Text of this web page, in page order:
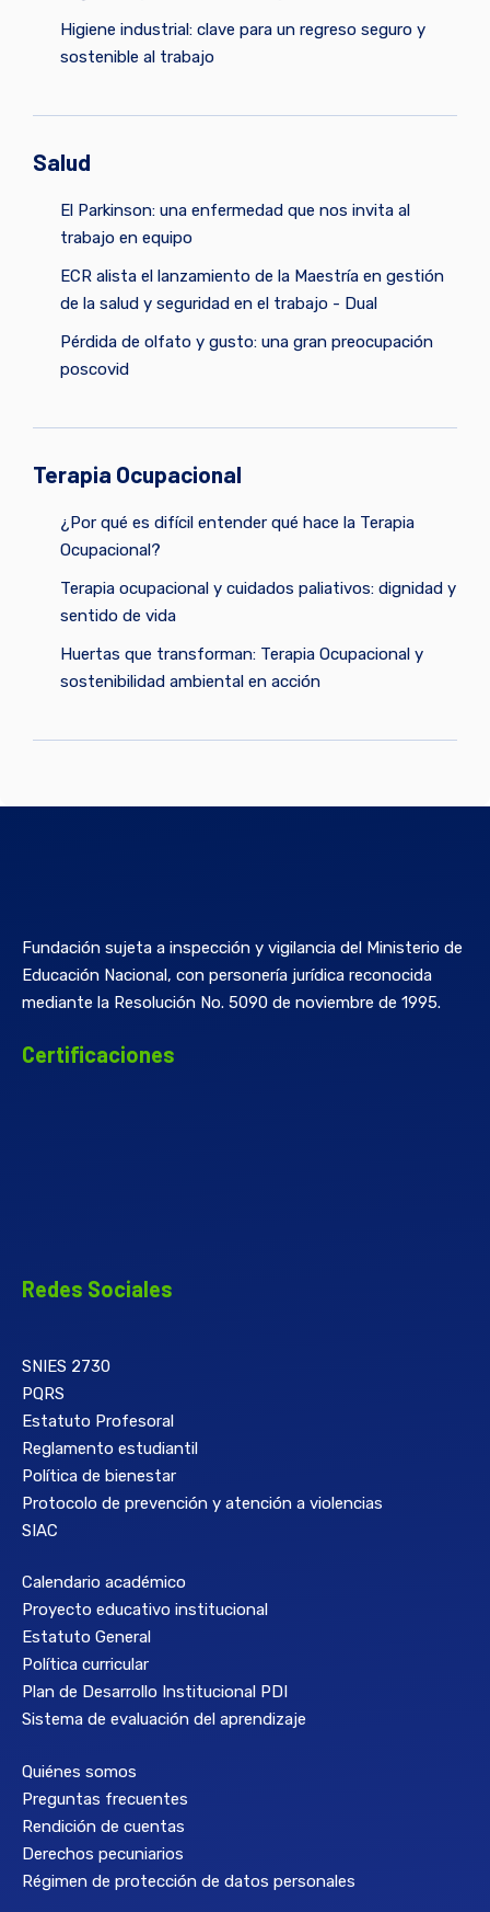
Higiene industrial: clave para un regreso seguro y
sostenible al trabajo
Salud
El Parkinson: una enfermedad que nos invita al
trabajo en equipo
ECR alista el lanzamiento de la Maestría en gestión
de la salud y seguridad en el trabajo - Dual
Pérdida de olfato y gusto: una gran preocupación
poscovid
Terapia Ocupacional
¿Por qué es difícil entender qué hace la Terapia
Ocupacional?
Terapia ocupacional y cuidados paliativos: dignidad y
sentido de vida
Huertas que transforman: Terapia Ocupacional y
sostenibilidad ambiental en acción
Fundación sujeta a inspección y vigilancia del Ministerio de
Educación Nacional, con personería jurídica reconocida
mediante la Resolución No. 5090 de noviembre de 1995.
Certificaciones
Redes Sociales
SNIES 2730
PQRS
Estatuto Profesoral
Reglamento estudiantil
Política de bienestar
Protocolo de prevención y atención a violencias
SIAC
Calendario académico
Proyecto educativo institucional
Estatuto General
Política curricular
Plan de Desarrollo Institucional PDI
Sistema de evaluación del aprendizaje
Quiénes somos
Preguntas frecuentes
Rendición de cuentas
Derechos pecuniarios
Régimen de protección de datos personales